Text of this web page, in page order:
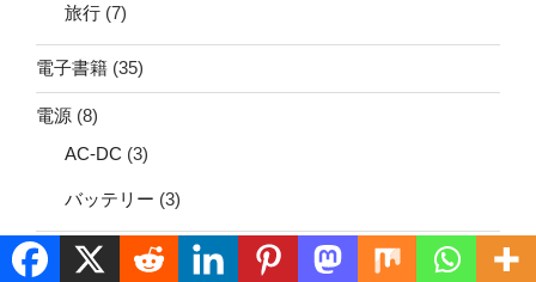
旅行 (7)
電子書籍 (35)
電源 (8)
AC-DC (3)
バッテリー (3)